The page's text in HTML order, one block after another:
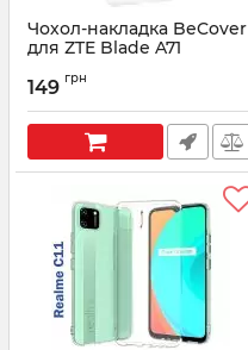
Чохол-накладка BeCover
для ZTE Blade A71
Артикул:
149 грн